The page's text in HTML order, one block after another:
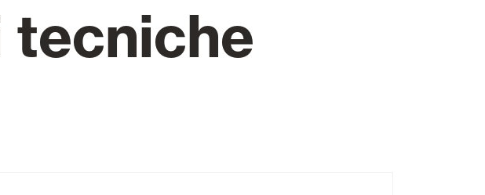
tecniche